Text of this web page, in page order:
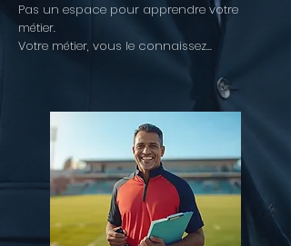
Pas un espace pour apprendre votre
métier.
Votre métier, vous le connaissez...